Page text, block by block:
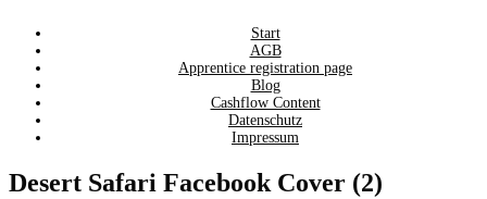
Zum
Inhalt
springen
Start
AGB
Apprentice registration page
Blog
Cashflow Content
Datenschutz
Impressum
Desert Safari Facebook Cover (2)